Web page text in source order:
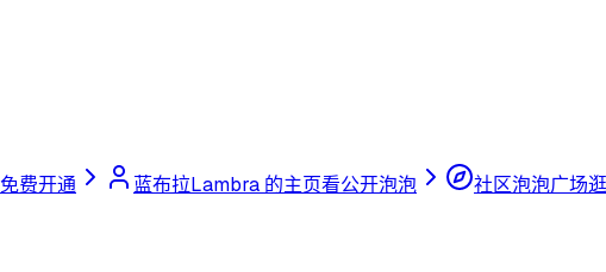
免费开通 蓝布拉Lambra 的主页看公开泡泡 社区泡泡广场